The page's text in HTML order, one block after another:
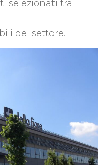
selezionati tra
del settore.